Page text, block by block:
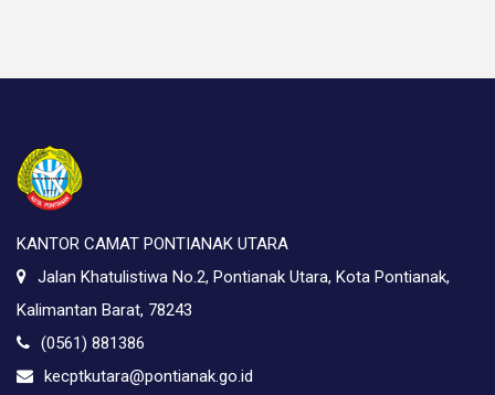
KANTOR CAMAT PONTIANAK UTARA
Jalan Khatulistiwa No.2, Pontianak Utara, Kota Pontianak,
Kalimantan Barat, 78243
(0561) 881386
kecptkutara@pontianak.go.id